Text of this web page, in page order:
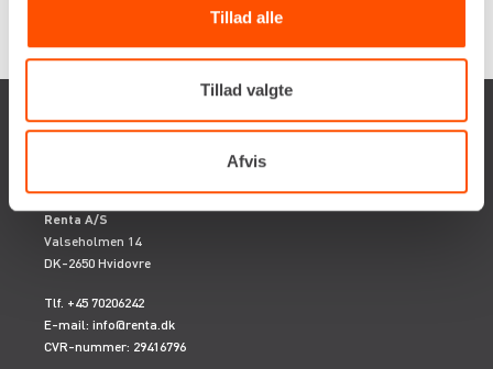
Tillad alle
Tillad valgte
Afvis
Renta A/S
Valseholmen 14
DK-2650 Hvidovre
Tlf. +45 70206242
E-mail: info@renta.dk
CVR-nummer: 29416796